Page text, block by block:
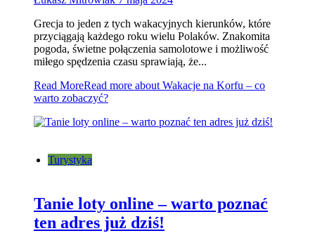
Grecja to jeden z tych wakacyjnych kierunków, które
przyciągają każdego roku wielu Polaków. Znakomita
pogoda, świetne połączenia samolotowe i możliwość
miłego spędzenia czasu sprawiają, że...
Read MoreRead more about Wakacje na Korfu – co
warto zobaczyć?
Turystyka
Tanie loty online – warto poznać
ten adres już dziś!